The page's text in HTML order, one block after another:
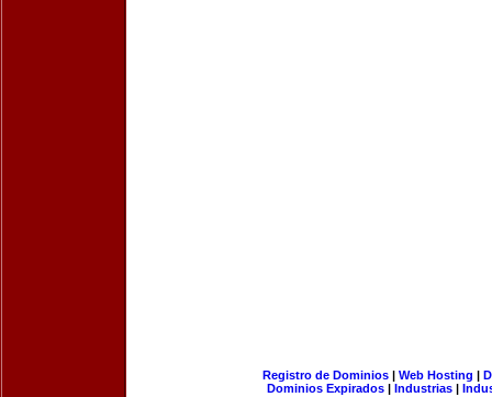
Registro de Dominios| Web Hosting |
Dominios Expirados | Industrias |